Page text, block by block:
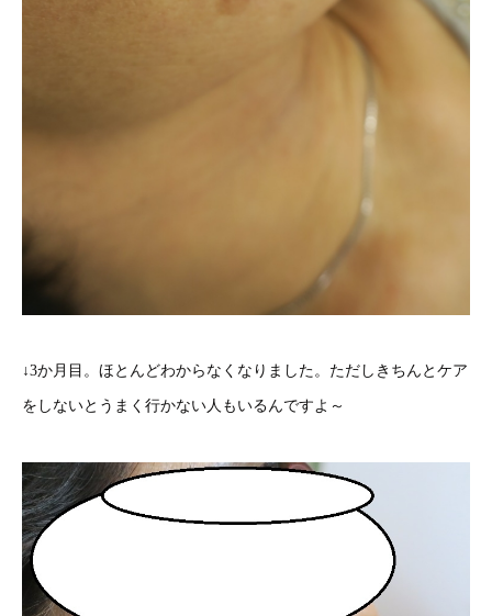
↓3か月目。ほとんどわからなくなりました。ただしきちんとケア
をしないとうまく行かない人もいるんですよ～